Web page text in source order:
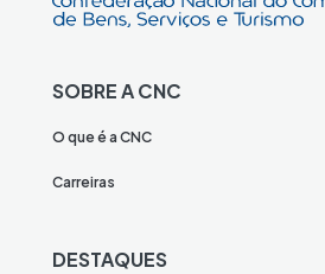
SOBRE A CNC
O que é a CNC
Carreiras
DESTAQUES